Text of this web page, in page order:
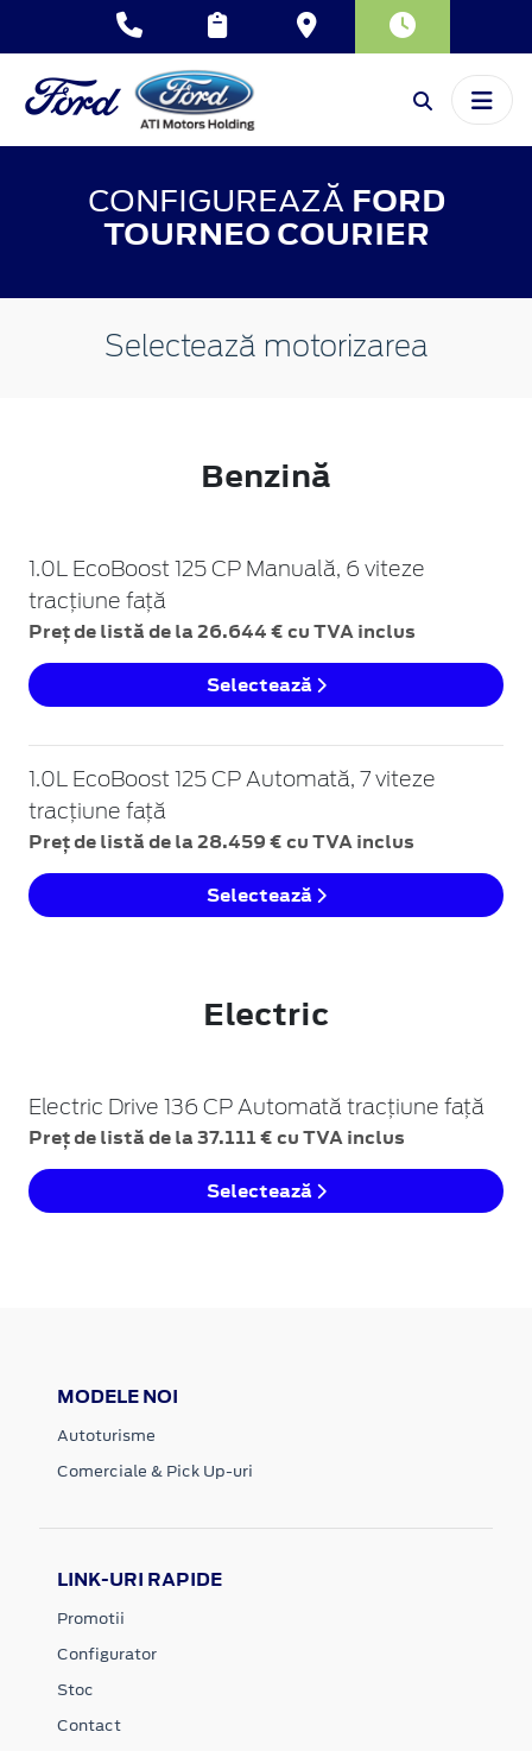
CONFIGUREAZĂ FORD
TOURNEO COURIER
Selectează motorizarea
Benzină
1.0L EcoBoost 125 CP Manuală, 6 viteze
tracțiune față
Preț de listă de la 26.644 € cu TVA inclus
Selectează
1.0L EcoBoost 125 CP Automată, 7 viteze
tracțiune față
Preț de listă de la 28.459 € cu TVA inclus
Selectează
Electric
Electric Drive 136 CP Automată tracțiune față
Preț de listă de la 37.111 € cu TVA inclus
Selectează
MODELE NOI
Autoturisme
Comerciale & Pick Up-uri
LINK-URI RAPIDE
Promotii
Configurator
Stoc
Contact